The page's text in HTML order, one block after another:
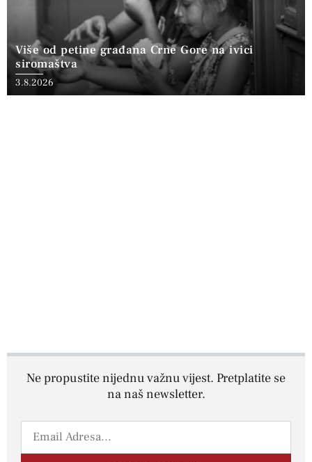
Više od petine građana Crne Gore na ivici
siromaštva
3.8.2026
Ne propustite nijednu važnu vijest. Pretplatite se
na naš newsletter.